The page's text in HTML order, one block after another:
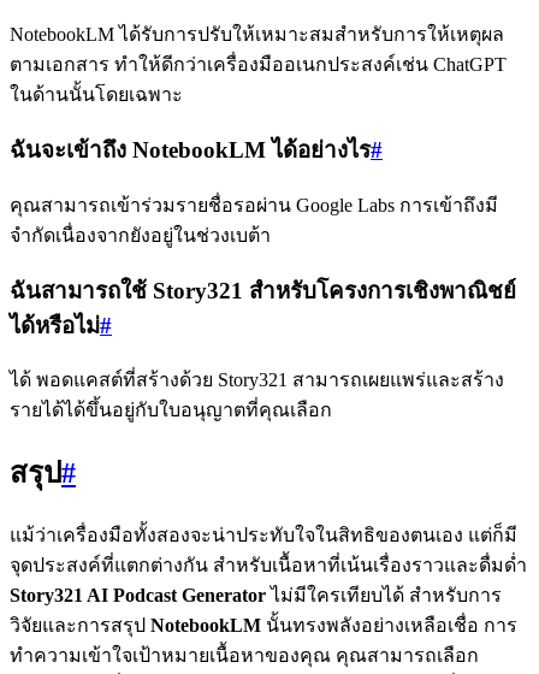
NotebookLM ได้รับการปรับให้เหมาะสมสำหรับการให้เหตุผล
ตามเอกสาร ทำให้ดีกว่าเครื่องมืออเนกประสงค์เช่น ChatGPT
ในด้านนั้นโดยเฉพาะ
ฉันจะเข้าถึง NotebookLM ได้อย่างไร#
คุณสามารถเข้าร่วมรายชื่อรอผ่าน Google Labs การเข้าถึงมี
จำกัดเนื่องจากยังอยู่ในช่วงเบต้า
ฉันสามารถใช้ Story321 สำหรับโครงการเชิงพาณิชย์
ได้หรือไม่#
ได้ พอดแคสต์ที่สร้างด้วย Story321 สามารถเผยแพร่และสร้าง
รายได้ได้ขึ้นอยู่กับใบอนุญาตที่คุณเลือก
สรุป#
แม้ว่าเครื่องมือทั้งสองจะน่าประทับใจในสิทธิของตนเอง แต่ก็มี
จุดประสงค์ที่แตกต่างกัน สำหรับเนื้อหาที่เน้นเรื่องราวและดื่มด่ำ
Story321 AI Podcast Generatorไม่มีใครเทียบได้ สำหรับการ
วิจัยและการสรุป NotebookLM นั้นทรงพลังอย่างเหลือเชื่อ การ
ทำความเข้าใจเป้าหมายเนื้อหาของคุณ คุณสามารถเลือก